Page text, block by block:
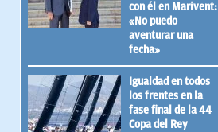
con él en Marivent:
«No puedo
aventurar una
fecha»
Igualdad en todos
los frentes en la
fase final de la 44
Copa del Rey